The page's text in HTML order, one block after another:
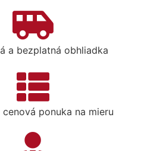
a bezplatná obhliadka
cenová ponuka na mieru